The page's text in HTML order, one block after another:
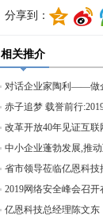
分享到：
相关推介
对话企业家陶利——做
赤子追梦 载誉前行
改革开放40年见证互联
中小企业蓬勃发展,推
省市领导莅临亿恩科
2019网络安全峰会召
亿恩科技总经理陈文